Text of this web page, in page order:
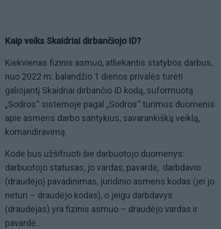
Kaip veiks Skaidriai dirbančiojo ID?
Kiekvienas fizinis asmuo, atliekantis statybos darbus,
nuo 2022 m. balandžio 1 dienos privalės turėti
galiojantį Skaidriai dirbančio ID kodą, suformuotą
„Sodros“ sistemoje pagal „Sodros“ turimus duomenis
apie asmens darbo santykius, savarankišką veiklą,
komandiravimą.
Kode bus užšifruoti šie darbuotojo duomenys:
darbuotojo statusas, jo vardas, pavardė, darbdavio
(draudėjo) pavadinimas, juridinio asmens kodas (jei jo
neturi – draudėjo kodas), o jeigu darbdavys
(draudėjas) yra fizinis asmuo – draudėjo vardas ir
pavardė.